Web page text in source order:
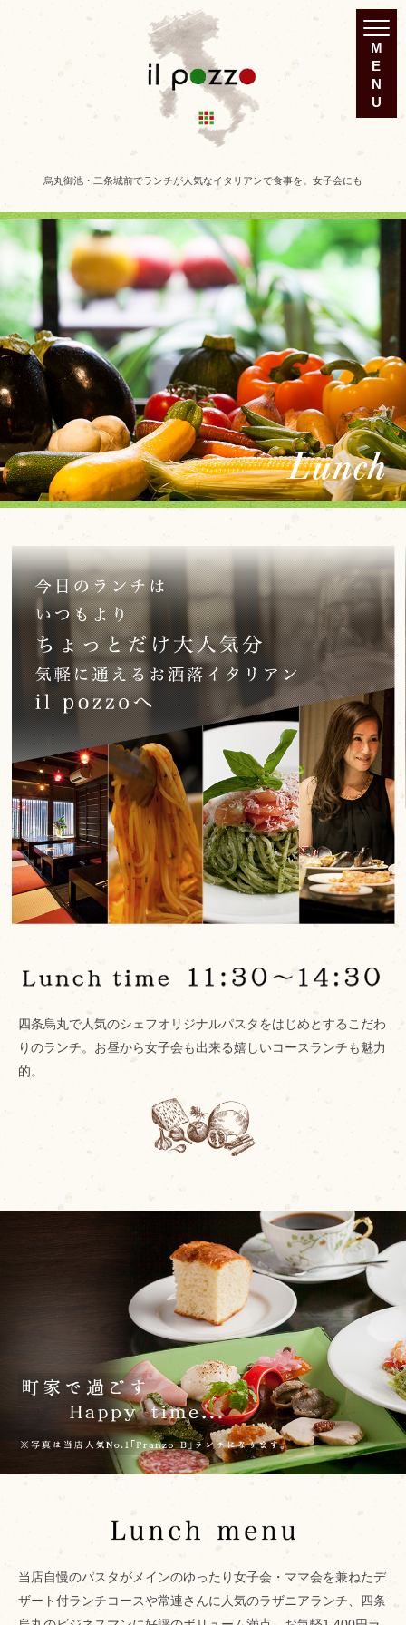
烏丸御池・二条城前でランチが人気なイタリアンで食事を。女子会にも
四条烏丸で人気のシェフオリジナルパスタをはじめとするこだわ
りのランチ。お昼から女子会も出来る嬉しいコースランチも魅力
的。
当店自慢のパスタがメインのゆったり女子会・ママ会を兼ねたデ
ザート付ランチコースや常連さんに人気のラザニアランチ、四条